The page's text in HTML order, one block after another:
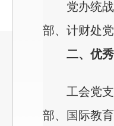
党办统
部、计财处
二、优
工会党
部、国际教